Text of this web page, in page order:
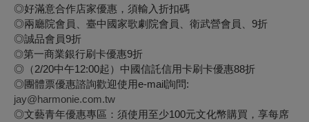
◎好滿意合作店家優惠，須輸入折扣碼
◎兩廳院會員、臺中國家歌劇院會員、衛武營會員、9折
◎誠品會員9折
◎第一商業銀行刷卡優惠9折
◎（2/20中午12:00起）中國信託信用卡刷卡優惠88折
◎團體票優惠諮詢歡迎使用e-mail詢問:
jay@harmonie.com.tw
◎文藝青年優惠專區：須使用至少100元文化幣購買，享每席